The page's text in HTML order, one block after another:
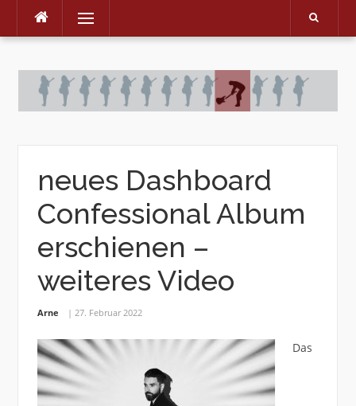
Skip
Menu
neues Dashboard
Confessional Album
erschienen –
weiteres Video
Arne 27. Februar 2022
Das